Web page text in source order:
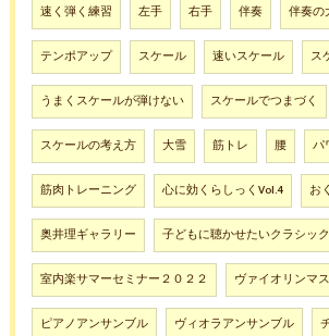
速く弾く練習 左手 右手 伴奏 伴奏の
テンポアップ スケール 速いスケール ス
うまくスケールが弾けない スケールでつまづく
スケールの考え方 大雪 筋トレ 腰 パ
筋肉トレーニング 心に効くらしっくVol.4 お
奥井理ギャラリー 子どもに聴かせたいクラシック
室内楽サマーセミナー２０２２ ヴァイオリンマ
ピアノアンサンブル ヴィオラアンサンブル